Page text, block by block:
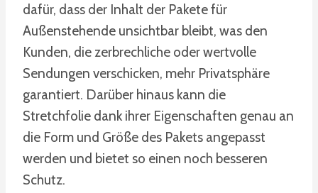
dafür, dass der Inhalt der Pakete für
Außenstehende unsichtbar bleibt, was den
Kunden, die zerbrechliche oder wertvolle
Sendungen verschicken, mehr Privatsphäre
garantiert. Darüber hinaus kann die
Stretchfolie dank ihrer Eigenschaften genau an
die Form und Größe des Pakets angepasst
werden und bietet so einen noch besseren
Schutz.